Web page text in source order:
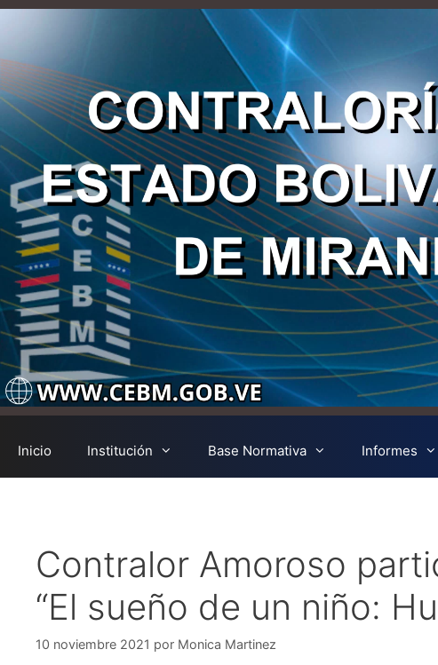
Inicio Institución Base Normativa Informes
Contralor Amoroso
“El sueño de un niño:
10 noviembre 2021 por Monica Martinez